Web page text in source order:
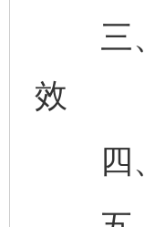
三、
效
四、